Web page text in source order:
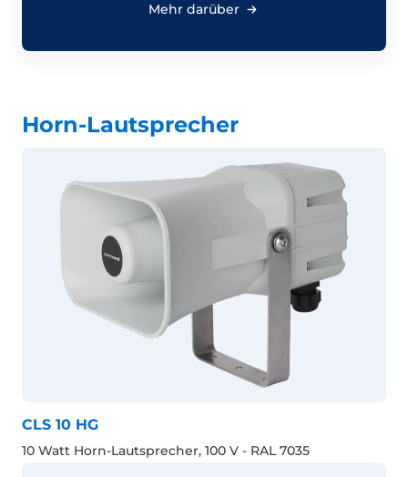
Mehr darüber
Horn-Lautsprecher
CLS 10 HG
10 Watt Horn-Lautsprecher, 100 V - RAL 7035